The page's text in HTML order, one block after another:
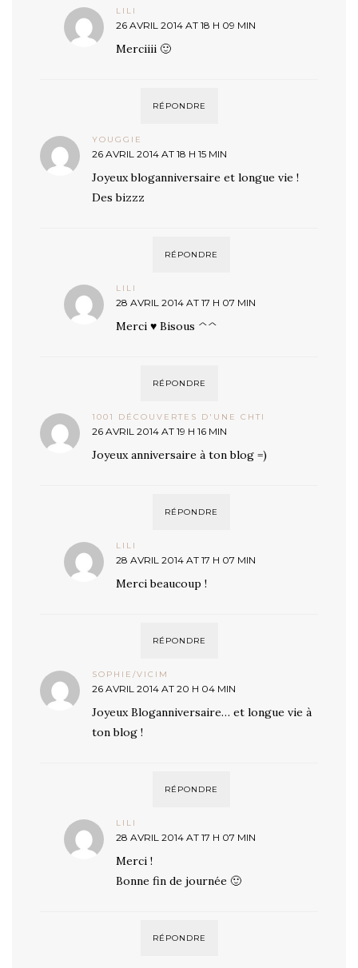
LILI
26 AVRIL 2014 AT 18 H 09 MIN
Merciiii 🙂
RÉPONDRE
YOUGGIE
26 AVRIL 2014 AT 18 H 15 MIN
Joyeux bloganniversaire et longue vie !
Des bizzz
RÉPONDRE
LILI
28 AVRIL 2014 AT 17 H 07 MIN
Merci ♥ Bisous ^^
RÉPONDRE
1001 DÉCOUVERTES D'UNE CHTI
26 AVRIL 2014 AT 19 H 16 MIN
Joyeux anniversaire à ton blog =)
RÉPONDRE
LILI
28 AVRIL 2014 AT 17 H 07 MIN
Merci beaucoup !
RÉPONDRE
SOPHIE/VICIM
26 AVRIL 2014 AT 20 H 04 MIN
Joyeux Bloganniversaire… et longue vie à
ton blog !
RÉPONDRE
LILI
28 AVRIL 2014 AT 17 H 07 MIN
Merci !
Bonne fin de journée 🙂
RÉPONDRE